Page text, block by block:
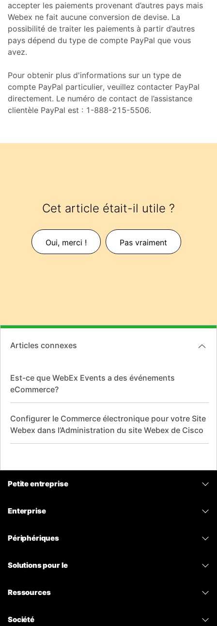
accepter les paiements provenant d’autres pays mais
Webex ne fait aucune conversion de devise. La
possibilité de traiter les paiements à partir d’autres
pays dépend du type de compte PayPal que vous
avez.
Pour obtenir plus d'informations sur un type de
compte PayPal particulier, veuillez contacter PayPal
directement. Le numéro de contact de l’assistance
clientèle PayPal est : 1-888-215-5506.
Cet article était-il utile ?
Oui, merci ! Pas vraiment
Articles connexes
Est-ce que WebEx Events a des événements
eCommerce?
Configurer le Commerce électronique pour votre Site
Webex dans l’Administration du site Webex de Cisco
Petite entreprise
Enterprise
Périphériques
Solutions pour le
Ressources
Société